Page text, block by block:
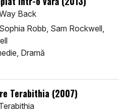
Back
Robb, Sam Rockwell,
Dramă
Terabithia (2007)